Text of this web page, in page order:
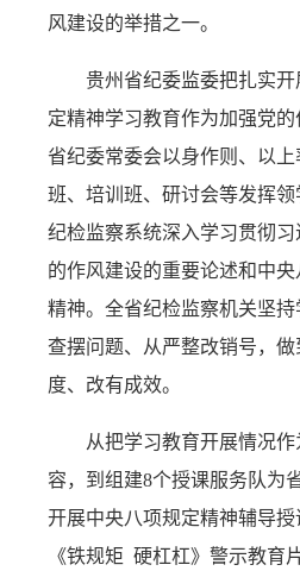
风建设的举措之一。
贵州省纪委监委把扎实开
定精神学习教育作为加强党的
省纪委常委会以身作则、以
班、培训班、研讨会等发挥
纪检监察系统深入学习贯彻
的作风建设的重要论述和中
精神。全省纪检监察机关坚
查摆问题、从严整改销号，
度、改有成效。
从把学习教育开展情况作
容，到组建8个授课服务队为
开展中央八项规定精神辅导授
《铁规矩 硬杠杠》警示教育